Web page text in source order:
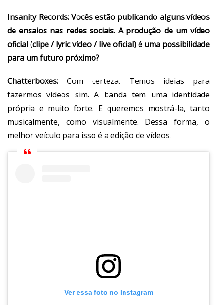
Insanity Records: Vocês estão publicando alguns vídeos
de ensaios nas redes sociais. A produção de um vídeo
oficial (clipe / lyric vídeo / live oficial) é uma possibilidade
para um futuro próximo?
Chatterboxes: Com certeza. Temos ideias para
fazermos vídeos sim. A banda tem uma identidade
própria e muito forte. E queremos mostrá-la, tanto
musicalmente, como visualmente. Dessa forma, o
melhor veículo para isso é a edição de vídeos.
Ver essa foto no Instagram